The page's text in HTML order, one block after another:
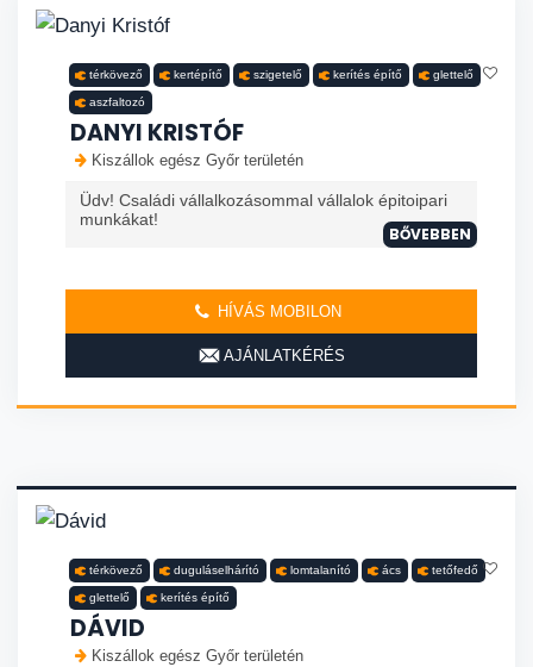
térkövező kertépítő szigetelő kerítés építő glettelő
aszfaltozó
DANYI KRISTÓF
Kiszállok egész Győr területén
Üdv! Családi vállalkozásommal vállalok épitoipari
munkákat!
BŐVEBBEN
HÍVÁS MOBILON
AJÁNLATKÉRÉS
térkövező duguláselhárító lomtalanító ács tetőfedő
glettelő kerítés építő
DÁVID
Kiszállok egész Győr területén